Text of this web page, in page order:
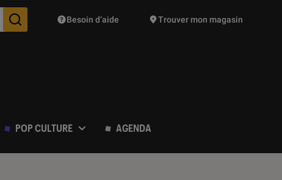
Des suggestions de produits vont vous être proposées
Besoin d’aide Trouver mon magasin
POP CULTURE AGENDA